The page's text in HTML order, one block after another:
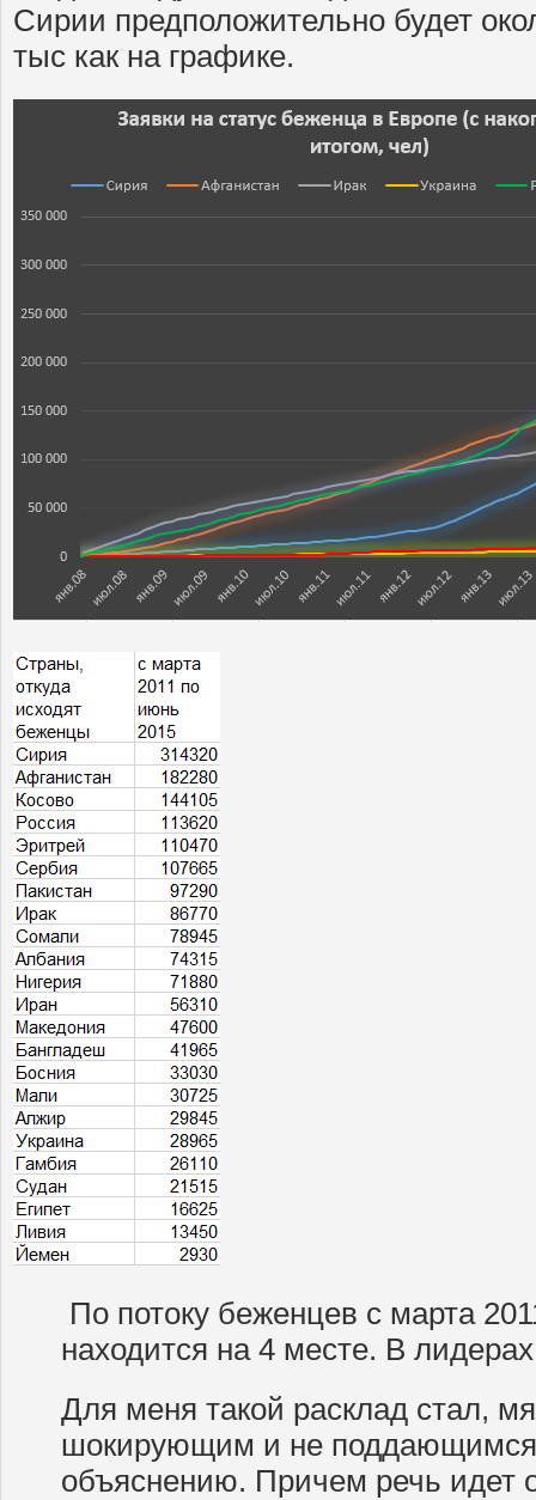
Сирии предположительно будет
тыс как на графике.
По потоку беженцев с марта
находится на 4 месте. В
Для меня такой расклад стал,
шокирующим и не поддающимся
объяснению. Причем речь идет